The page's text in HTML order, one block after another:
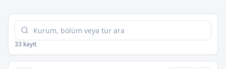
Tabloda ara
33 kayıt